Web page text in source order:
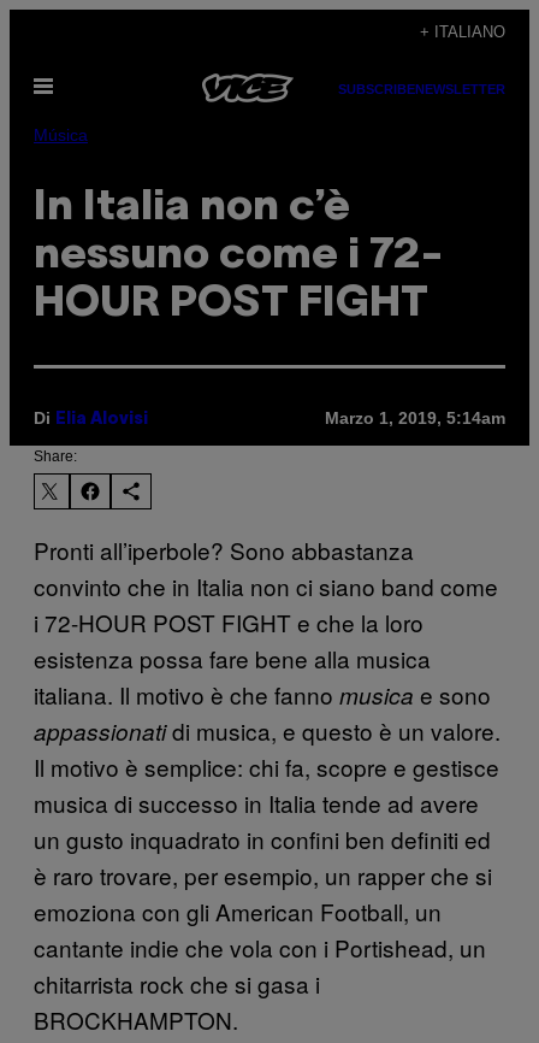
contenuto
+ ITALIANO
Apri
SUBSCRIBENEWSLETTER
Música
In Italia non c’è
nessuno come i 72-
HOUR POST FIGHT
Di Elia Alovisi Marzo 1, 2019, 5:14am
Share:
Pronti all’iperbole? Sono abbastanza
convinto che in Italia non ci siano band come
i 72-HOUR POST FIGHT e che la loro
esistenza possa fare bene alla musica
italiana. Il motivo è che fanno musica e sono
appassionatidi musica, e questo è un valore.
Il motivo è semplice: chi fa, scopre e gestisce
musica di successo in Italia tende ad avere
un gusto inquadrato in confini ben definiti ed
è raro trovare, per esempio, un rapper che si
emoziona con gli American Football, un
cantante indie che vola con i Portishead, un
chitarrista rock che si gasa i
BROCKHAMPTON.